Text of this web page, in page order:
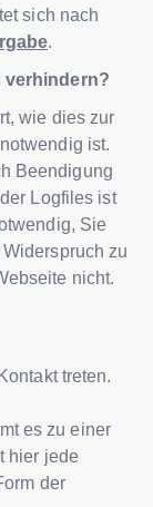
sich nach
.
verhindern?
wie dies zur
ist.
Beendigung
Logfiles ist
Sie
zu
nicht.
treten.
es zu einer
hier jede
der